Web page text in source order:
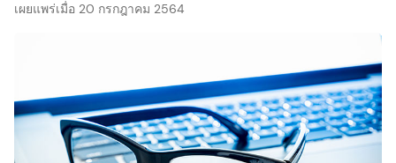
โรคตาทุกชนิด
โรคคอมพิวเตอร์วิชั่นซินโดรม
ผลิตภัณฑ์ดูแลดวงตาเพื่อความงาม
จักษุแพทย์
ยาและเวชภัณฑ์
การบำบัดการมองเห็น
คอนแทคเลนส์
แว่นกันแดด
ความสนใจของมนุษย์
ข่าว
การดูแลดวงตา
การรักษาและการผ่าตัด
แว่นตา
เผยแพร่เมื่อ 20 กรกฎาคม 2564